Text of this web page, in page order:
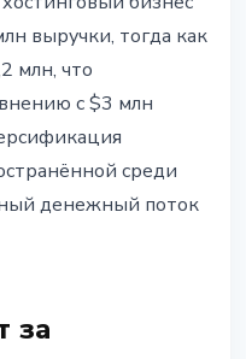
выручки, тогда как
млн, что
с $3 млн
среди
денежный поток
за